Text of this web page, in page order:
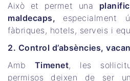
Això et permet una
maldecaps, especialment
fàbriques, hotels, serveis i
2. Control d’absències,
Amb Timenet, les
permisos deixen de ser